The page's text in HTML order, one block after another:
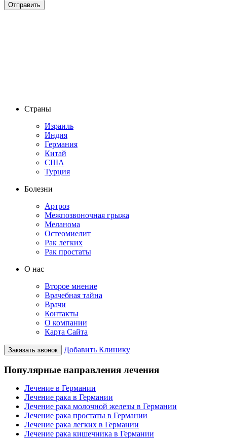
Страны
Израиль
Индия
Германия
Китай
США
Турция
Болезни
Артроз
Межпозвоночная грыжа
Меланома
Остеомиелит
Рак легких
Рак простаты
О нас
Второе мнение
Врачебная тайна
Врачи
Контакты
О компании
Карта Сайта
Заказать звонок Добавить Клинику
Популярные направления лечения
Лечение в Германии
Лечение рака в Германии
Лечение рака молочной железы в Германии
Лечение рака простаты в Германии
Лечение рака легких в Германии
Лечение рака кишечника в Германии